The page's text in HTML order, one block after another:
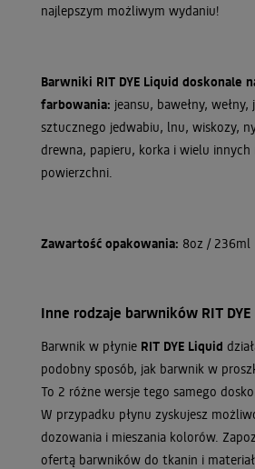
najlepszym możliwym wydaniu!
Barwniki RIT DYE Liquid doskonale
farbowania: jeansu, bawełny, wełny,
sztucznego jedwabiu, lnu, wiskozy,
drewna, papieru, korka i wielu innych
powierzchni.
Zawartość opakowania: 8oz / 236ml
Inne rodzaje barwników RIT DYE
Barwnik w płynie RIT DYE Liquid
podobny sposób, jak barwnik w
To 2 różne wersje tego samego
W przypadku płynu zyskujesz
dozowania i mieszania kolorów.
ofertą barwników do tkanin i